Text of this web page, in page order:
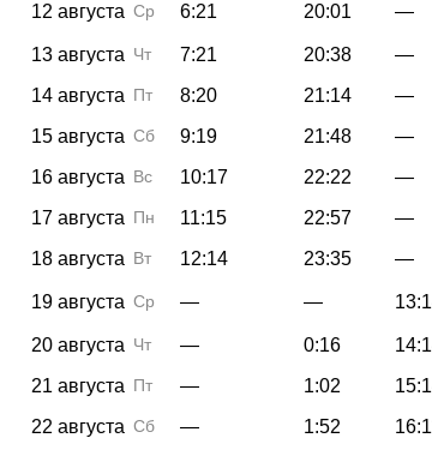
12 августа Ср 6:21 20:01 —
13 августа Чт 7:21 20:38 —
14 августа Пт 8:20 21:14 —
15 августа Сб 9:19 21:48 —
16 августа Вс 10:17 22:22 —
17 августа Пн 11:15 22:57 —
18 августа Вт 12:14 23:35 —
19 августа Ср — —
20 августа Чт — 0:16
21 августа Пт — 1:02
22 августа Сб — 1:52